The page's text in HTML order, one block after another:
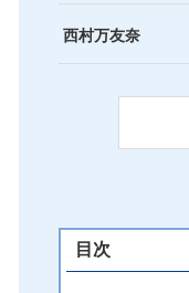
西村万友奈
目次